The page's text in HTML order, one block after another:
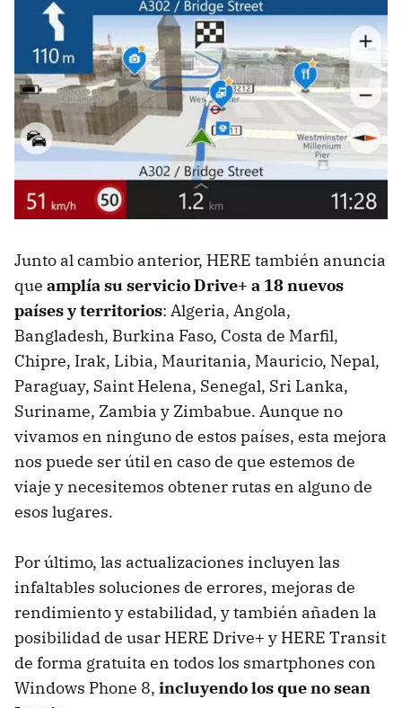
Junto al cambio anterior, HERE también anuncia
que amplía su servicio Drive+ a 18 nuevos
países y territorios: Algeria, Angola,
Bangladesh, Burkina Faso, Costa de Marfil,
Chipre, Irak, Libia, Mauritania, Mauricio, Nepal,
Paraguay, Saint Helena, Senegal, Sri Lanka,
Suriname, Zambia y Zimbabue. Aunque no
vivamos en ninguno de estos países, esta mejora
nos puede ser útil en caso de que estemos de
viaje y necesitemos obtener rutas en alguno de
esos lugares.
Por último, las actualizaciones incluyen las
infaltables soluciones de errores, mejoras de
rendimiento y estabilidad, y también añaden la
posibilidad de usar HERE Drive+ y HERE Transit
de forma gratuita en todos los smartphones con
Windows Phone 8, incluyendo los que no sean